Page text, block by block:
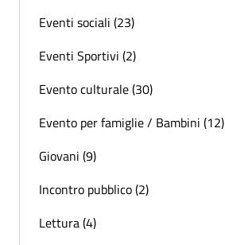
Eventi sociali (23)
Eventi Sportivi (2)
Evento culturale (30)
Evento per famiglie / Bambini (12)
Giovani (9)
Incontro pubblico (2)
Lettura (4)